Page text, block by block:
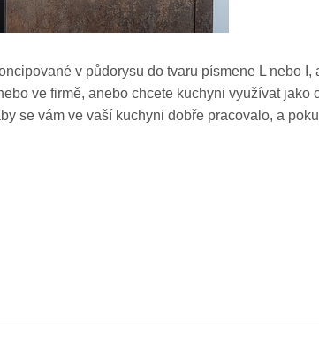
v půdorysu do tvaru písmene L nebo
ve firmě, anebo chcete kuchyni využívat
se vám ve vaší kuchyni dobře pracovalo, a